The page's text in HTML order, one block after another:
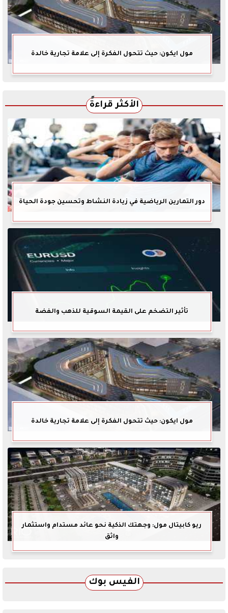
مول ايكون: حيث تتحول الفكرة إلى علامة تجارية خالدة
الأكثر قراءةً
دور التمارين الرياضية في زيادة النشاط وتحسين جودة الحياة
تأثير التضخم على القيمة السوقية للذهب والفضة
مول ايكون: حيث تتحول الفكرة إلى علامة تجارية خالدة
ريو كابيتال مول: وجهتك الذكية نحو عائد مستدام واستثمار
واثق
الفيس بوك